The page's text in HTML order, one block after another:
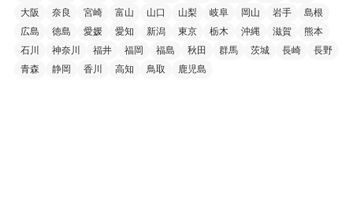
大阪
奈良 宮崎 富山 山口 山梨 岐阜 岡山 岩手
島根
広島
徳島 愛媛 愛知 新潟 東京 栃木 沖縄 滋賀
熊本
石川
神奈川 福井 福岡 福島 秋田 群馬 茨城 長崎
長野
青森
静岡 香川 高知 鳥取 鹿児島